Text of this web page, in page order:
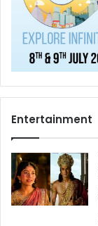
Entertainment